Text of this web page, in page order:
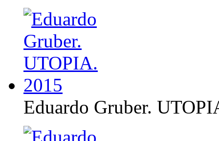
Eduardo Gruber.